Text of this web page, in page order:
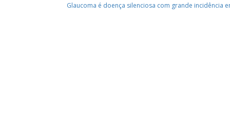
Glaucoma é doença silenciosa com grande incidência